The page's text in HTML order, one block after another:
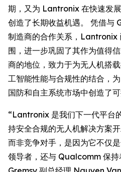
期，又为 Lantronix 在快速发
创造了长期收益机遇。 凭借与
制造商的合作关系，Lantronix
围，进一步巩固了其作为值得
商的地位，致力于为无人机搭
工智能性能与合规性的结合，
国防和自主系统市场中创造了可
“Lantronix 是我们下一代平台
持安全合规的无人机解决方案
而非竞争对手，是因为它不仅
领导者，还与 Qualcomm 保持